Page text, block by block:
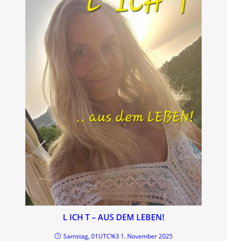
L ICH T – AUS DEM LEBEN!
Samstag, 01UTC%3 1. November 2025